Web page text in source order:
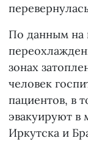
По данным на
зонах
человек
пациентов, в
эвакуируют в
Иркутска и